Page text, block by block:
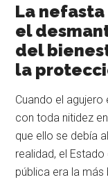
La
el
del
la
Cuando el
con toda nitidez
que ello se debía
realidad, el
pública era la más